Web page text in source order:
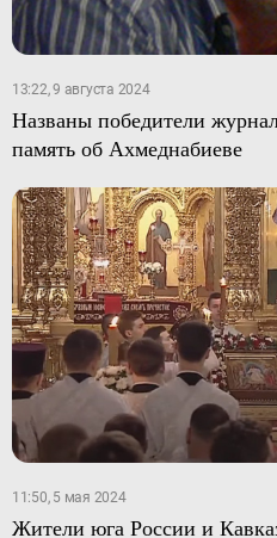
13:22, 9 августа 2024
Названы победители
память об Ахмеднабиеве
11:50, 5 мая 2024
Жители юга России и